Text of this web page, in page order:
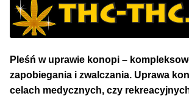
Pleśń w uprawie konopi –
zapobiegania i zwalczania. Uprawa
celach medycznych, czy